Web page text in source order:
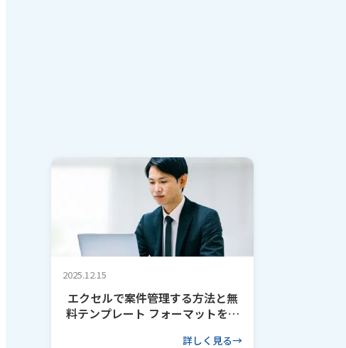
2025.12.15
エクセルで案件管理する方法と無
料テンプレート フォーマットを作
詳しく見る